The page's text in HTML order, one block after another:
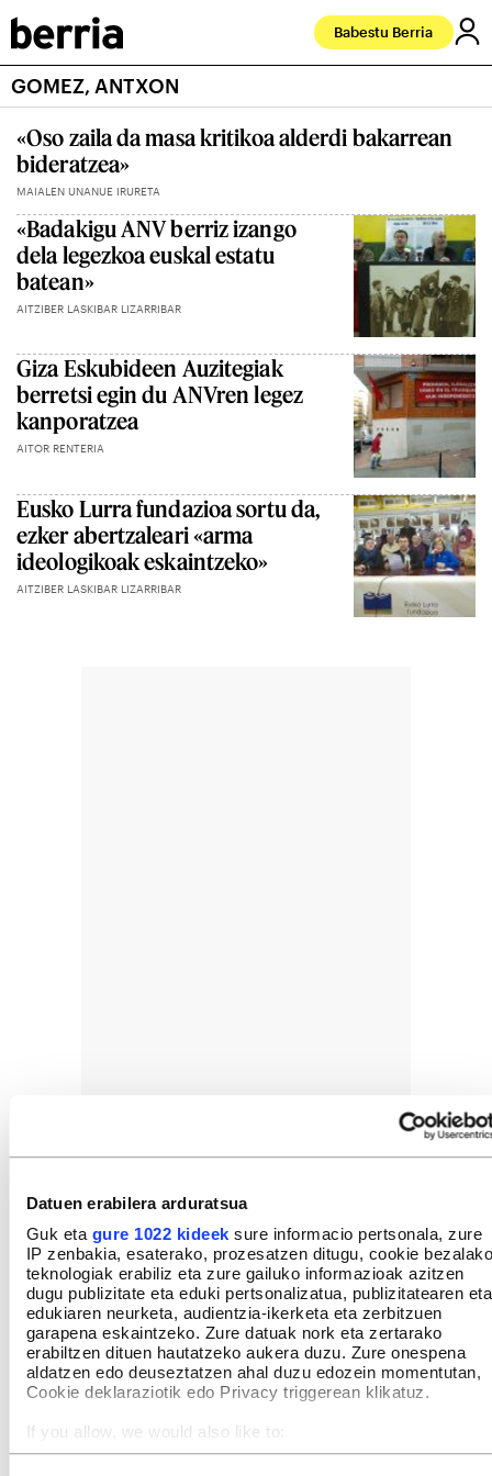
Datuen erabilera arduratsua
Guk eta gure 1022 kideek sure informacio pertsonala, zure
IP zenbakia, esaterako, prozesatzen ditugu, cookie bezalako
teknologiak erabiliz eta zure gailuko informazioak azitzen
dugu publizitate eta eduki pertsonalizatua, publizitatearen eta
edukiaren neurketa, audientzia-ikerketa eta zerbitzuen
garapena eskaintzeko. Zure datuak nork eta zertarako
erabiltzen dituen hautatzeko aukera duzu. Zure onespena
aldatzen edo deuseztatzen ahal duzu edozein momentutan,
Cookie deklaraziotik edo Privacy triggerean klikatuz.
If you allow, we would also like to:
Collect information about your geographical location
Babestu Berria
GOMEZ, ANTXON
«Oso zaila da masa kritikoa alderdi bakarrean
bideratzea»
MAIALEN UNANUE IRURETA
«Badakigu ANV berriz izango
dela legezkoa euskal estatu
batean»
AITZIBER LASKIBAR LIZARRIBAR
Giza Eskubideen Auzitegiak
berretsi egin du ANVren legez
kanporatzea
AITOR RENTERIA
Eusko Lurra fundazioa sortu da,
ezker abertzaleari «arma
ideologikoak eskaintzeko»
AITZIBER LASKIBAR LIZARRIBAR